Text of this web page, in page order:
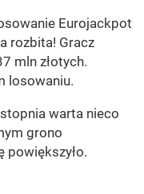
Eurojackpot
rozbita! Gracz
mln złotych.
losowaniu.
warta nieco
grono
powiększyło.